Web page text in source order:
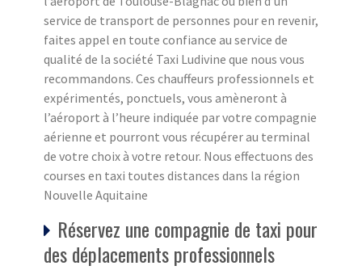
service de transport de personnes pour en revenir,
faites appel en toute confiance au service de
qualité de la société Taxi Ludivine que nous vous
recommandons. Ces chauffeurs professionnels et
expérimentés, ponctuels, vous amèneront à
l’aéroport à l’heure indiquée par votre compagnie
aérienne et pourront vous récupérer au terminal
de votre choix à votre retour. Nous effectuons des
courses en taxi toutes distances dans la région
Nouvelle Aquitaine
Réservez une compagnie de taxi pour
des déplacements professionnels